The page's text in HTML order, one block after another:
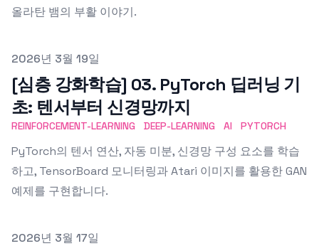
올라탄 뱀의 부활 이야기.
Published on
2026년 3월 19일
[심층 강화학습] 03. PyTorch 딥러닝 기
초: 텐서부터 신경망까지
REINFORCEMENT-LEARNING DEEP-LEARNING AI PYTORCH
PyTorch의 텐서 연산, 자동 미분, 신경망 구성 요소를 학습
하고, TensorBoard 모니터링과 Atari 이미지를 활용한 GAN
예제를 구현합니다.
Published on
2026년 3월 17일